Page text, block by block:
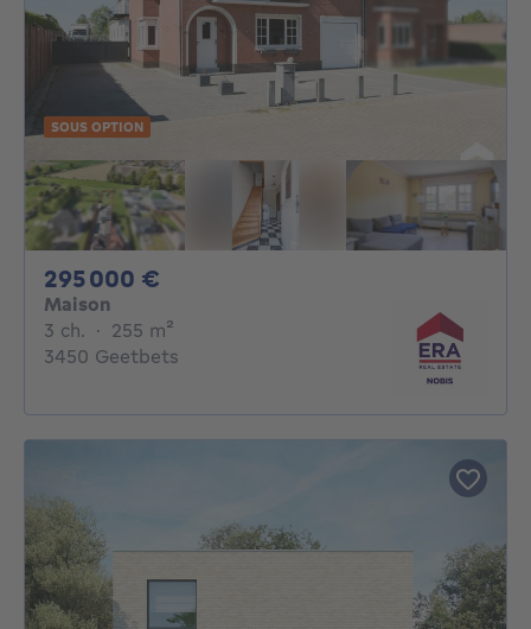
SOUS OPTION
295 000 €
Maison
3 ch. 3 chambres
· 255 m²
3450 Geetbets